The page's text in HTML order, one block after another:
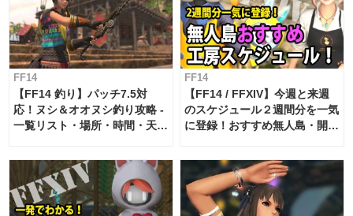
FF14
【FF14 釣り】パッチ7.5対
応！ヌシ＆オオヌシ釣り攻略 -
一覧リスト・場所・時間・天
FF14
【FF14 / FFXIV】今週と来週
のスケジュール２週間分を一気
に登録！おすすめ無人島・開拓